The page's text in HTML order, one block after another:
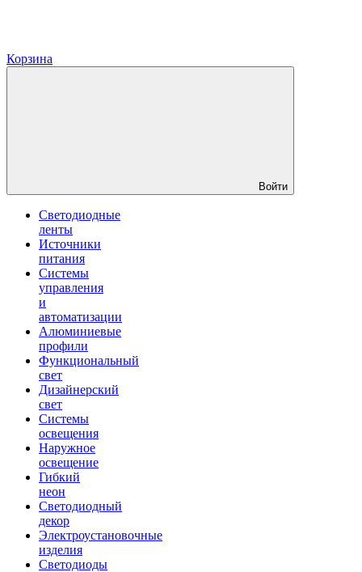
Корзина
Войти
Светодиодные
ленты
Источники
питания
Системы
управления
и
автоматизации
Алюминиевые
профили
Функциональный
свет
Дизайнерский
свет
Системы
освещения
Наружное
освещение
Гибкий
неон
Светодиодный
декор
Электроустановочные
изделия
Светодиоды